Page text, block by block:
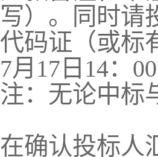
写）。同时请
代码证（或标
7月 17 日 14： 00
注：无论中标
在确认投标人